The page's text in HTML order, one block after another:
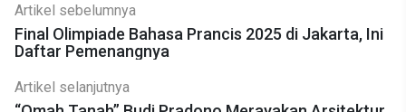
Artikel sebelumnya
Final Olimpiade Bahasa Prancis 2025 di Jakarta, Ini
Daftar Pemenangnya
Artikel selanjutnya